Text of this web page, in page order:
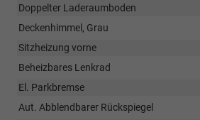
Doppelter Laderaumboden
Deckenhimmel, Grau
Sitzheizung vorne
Beheizbares Lenkrad
El. Parkbremse
Aut. Abblendbarer Rückspiegel